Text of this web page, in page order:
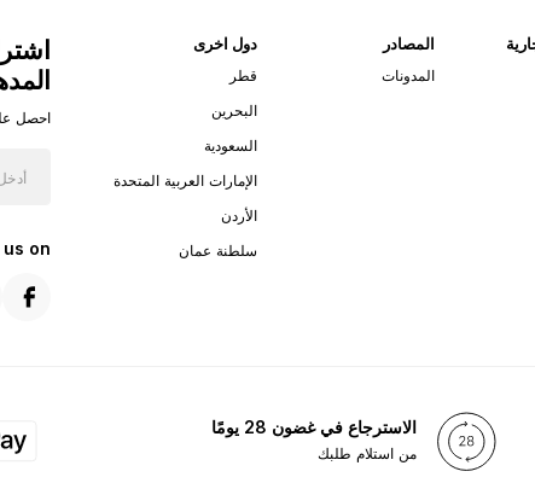
المصادر
المدونات
دول اخرى
قطر
البحرين
السعودية
الإمارات العربية المتحدة
الأردن
سلطنة عمان
احصل
on
الاسترجاع في غضون 28 يومًا
من استلام طلبك